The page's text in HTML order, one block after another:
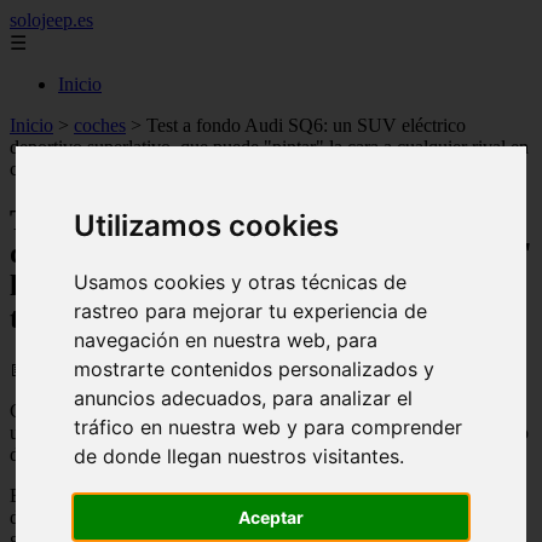
Utilizamos cookies
Usamos cookies y otras técnicas de
rastreo para mejorar tu experiencia de
navegación en nuestra web, para
mostrarte contenidos personalizados y
anuncios adecuados, para analizar el
tráfico en nuestra web y para comprender
de donde llegan nuestros visitantes.
Aceptar
solojeep.es
☰
Inicio
Inicio > coches > Test a fondo Audi SQ6: un SUV eléctrico
deportivo superlativo, que puede "pintar" la cara a cualquier rival en
cualquier terreno
Test a fondo Audi SQ6: un SUV eléctrico
deportivo superlativo, que puede "pintar"
la cara a cualquier rival en cualquier
terreno
📅 30/05/2026
Combina prestaciones elevadas, gran autonomía, cargas
ultrarrápidas y un importante salto digital, posicionándose como uno
de los SUV eléctricos premium más avanzados de su segmento.
El Audi SQ6 e-tron es uno de los modelos más importantes dentro
de la nueva ofensiva eléctrica de Audi. Situado en la parte alta de la